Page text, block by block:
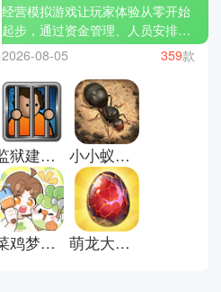
经营模拟游戏让玩家体验从零开始
起步，通过资金管理、人员安排、
生产链规划等等，逐渐走向人生巅
峰的成就。游戏普遍考验你的逻辑
与决策能力，在合适的时间就选择
出手扩张、在资金紧绷的找到新的
出路等等，让你经营的店铺、城市
或是其他走向更好的发展。星露谷
物语、心动小镇、疯狂手机大亨等
等更是经营模拟游戏中的佼佼者，
策略性与应变能力拉满，让你享受
从零到一的成长乐趣。
2026-08-05 359款
监狱建筑师完整版 小小蚁国安卓版
菜鸡梦想家官方正版 萌龙大乱斗手机版